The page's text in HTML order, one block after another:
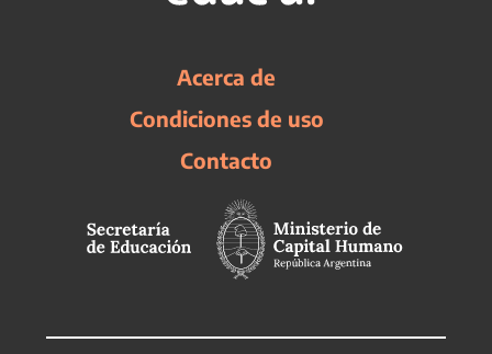
Acerca de
Condiciones de uso
Contacto